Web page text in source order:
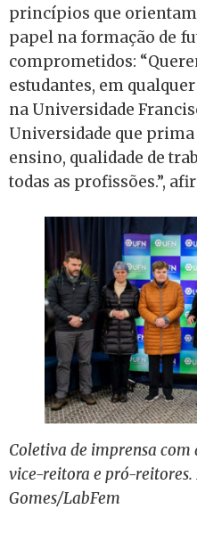
princípios que orientam
papel na formação de
comprometidos:
estudantes, em
na Universidade
Universidade que
ensino, qualidade de
todas as profissões.”,
Coletiva de imprensa
vice-reitora e pró-reitores.
Gomes/LabFem